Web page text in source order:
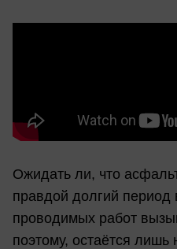
Ожидать ли, что
правдой долгий период
проводимых работ
поэтому, остаётся лишь